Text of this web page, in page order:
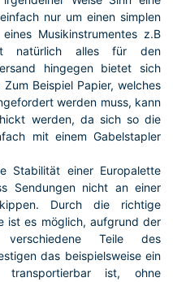
nur um einen simplen
Musikinstrumentes z.B
natürlich alles für den
hingegen bietet sich
Beispiel Papier, welches
werden muss, kann
werden, da sich so die
mit einem Gabelstapler
Stabilität einer Europalette
Sendungen nicht an einer
Durch die richtige
ist es möglich, aufgrund der
Teile des
das beispielsweise ein
ist, ohne